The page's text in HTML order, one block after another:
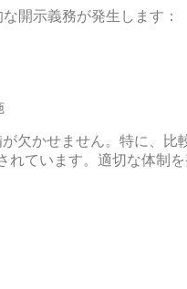
開示義務が発生します：
欠かせません。特に、比
れています。適切な体制